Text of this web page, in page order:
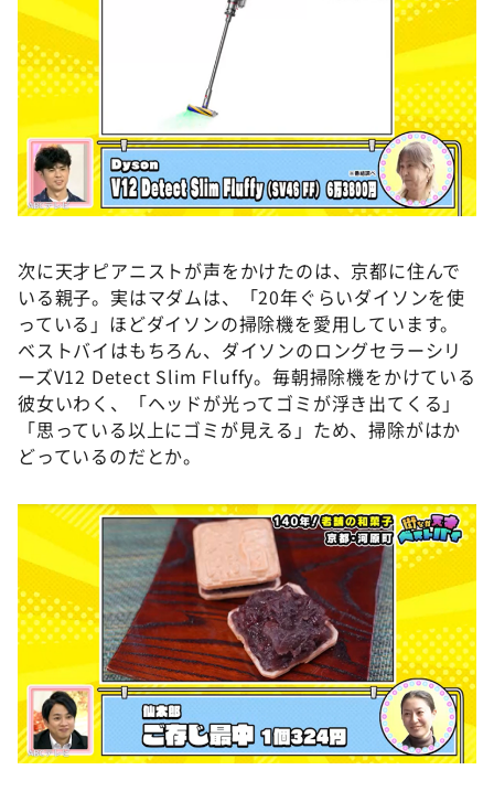
次に天才ピアニストが声をかけたのは、京都に住んで
いる親子。実はマダムは、「20年ぐらいダイソンを使
っている」ほどダイソンの掃除機を愛用しています。
ベストバイはもちろん、ダイソンのロングセラーシリ
ーズV12 Detect Slim Fluffy。毎朝掃除機をかけている
彼女いわく、「ヘッドが光ってゴミが浮き出てくる」
「思っている以上にゴミが見える」ため、掃除がはか
どっているのだとか。